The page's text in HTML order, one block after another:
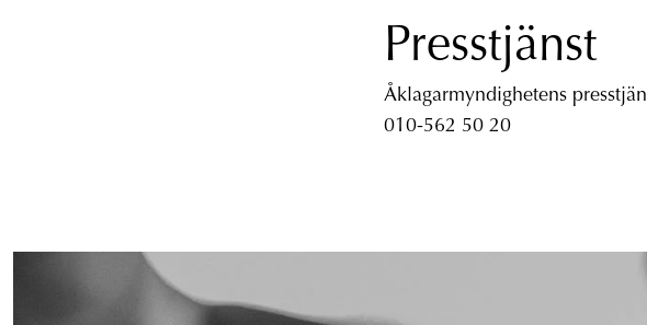
Presstjänst
Åklagarmyndighetens
010-562 50 20